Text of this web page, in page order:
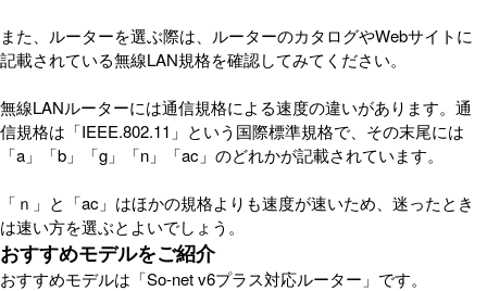
また、ルーターを選ぶ際は、ルーターのカタログやWebサイトに
記載されている無線LAN規格を確認してみてください。
無線LANルーターには通信規格による速度の違いがあります。通
信規格は「IEEE.802.11」という国際標準規格で、その末尾には
「a」「b」「g」「n」「ac」のどれかが記載されています。
「ｎ」と「ac」はほかの規格よりも速度が速いため、迷ったとき
は速い方を選ぶとよいでしょう。
おすすめモデルをご紹介
おすすめモデルは「So-net v6プラス対応ルーター」です。